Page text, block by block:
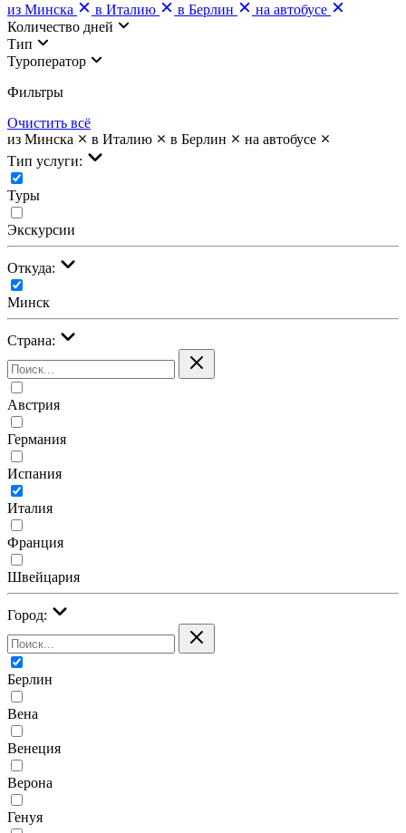
из Минска
в Италию в Берлин
на автобусе
Количество дней
Тип
Туроператор
Фильтры
Очистить всё
из Минска
в Италию в Берлин
на автобусе
Тип услуги:
Туры
Экскурсии
Откуда:
Минск
Страна:
Австрия
Германия
Испания
Италия
Франция
Швейцария
Город:
Берлин
Вена
Венеция
Верона
Генуя